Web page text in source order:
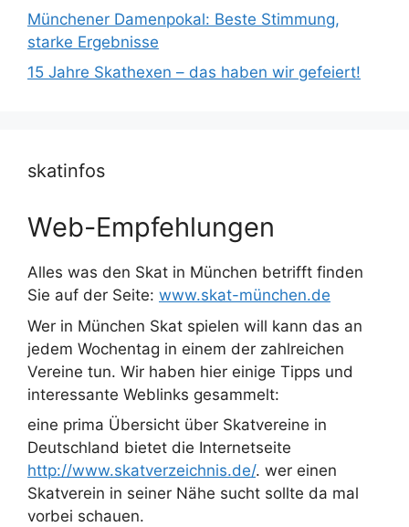
Münchener Damenpokal: Beste Stimmung,
starke Ergebnisse
15 Jahre Skathexen – das haben wir gefeiert!
skatinfos
Web-Empfehlungen
Alles was den Skat in München betrifft finden
Sie auf der Seite: www.skat-münchen.de
Wer in München Skat spielen will kann das an
jedem Wochentag in einem der zahlreichen
Vereine tun. Wir haben hier einige Tipps und
interessante Weblinks gesammelt:
eine prima Übersicht über Skatvereine in
Deutschland bietet die Internetseite
http://www.skatverzeichnis.de/. wer einen
Skatverein in seiner Nähe sucht sollte da mal
vorbei schauen.